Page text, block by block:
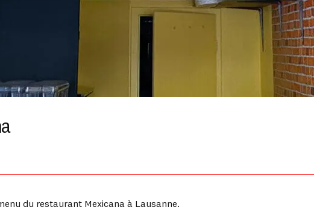
du restaurant Mexicana à Lausanne.